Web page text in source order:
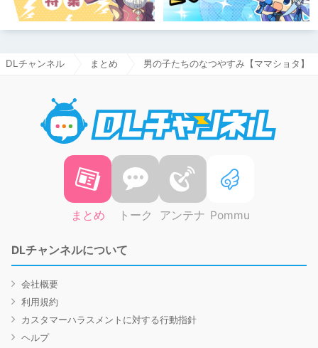
DLチャンネル まとめ 男の子たちのなつやすみ【ママショタ】
まとめ トーク アンテナ Pommu
DLチャンネルについて
会社概要
利用規約
カスタマーハラスメントに対する行動指針
ヘルプ